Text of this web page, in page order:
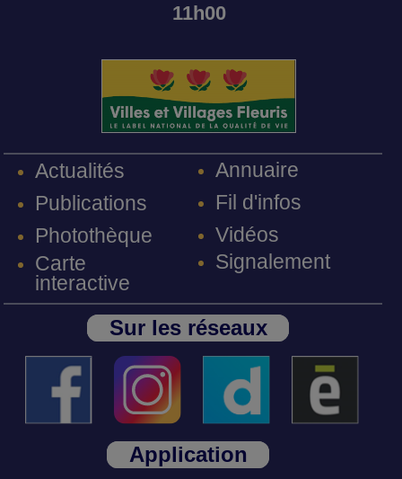
11h00
Actualités
Publications
Photothèque
Carte
interactive
Annuaire
Fil d'infos
Vidéos
Signalement
Sur les réseaux
Application